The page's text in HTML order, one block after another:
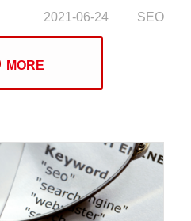
路上的免費曝光。我們要
橡膠機械的忠實粉絲。當
經有許多「塑橡膠機械知
2021-06-24 SEO
MORE